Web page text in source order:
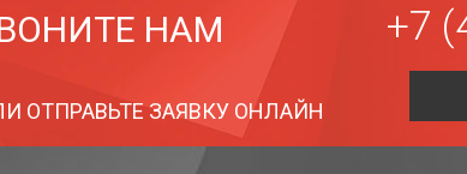
НАМ
ОТПРАВЬТЕ ЗАЯВКУ ОНЛАЙН
+7